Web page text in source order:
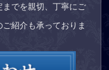
でを親切、丁寧にご
紹介も承っておりま